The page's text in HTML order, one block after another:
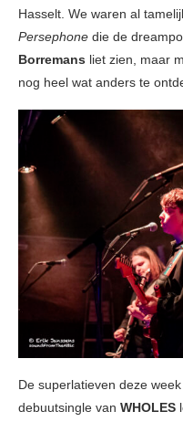
Hasselt. We waren al
Persephone die de
Borremans liet zien, maar
nog heel wat anders te
De superlatieven deze
debuutsingle van WHOLES